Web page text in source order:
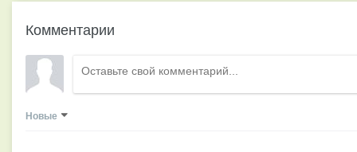
Комментарии
Новые